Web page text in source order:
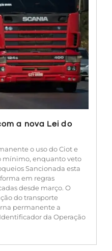
a nova Lei do
o uso do Ciot e
mínimo, enquanto veto
Sancionada esta
em regras
desde março. O
do transporte
permanente a
da Operação